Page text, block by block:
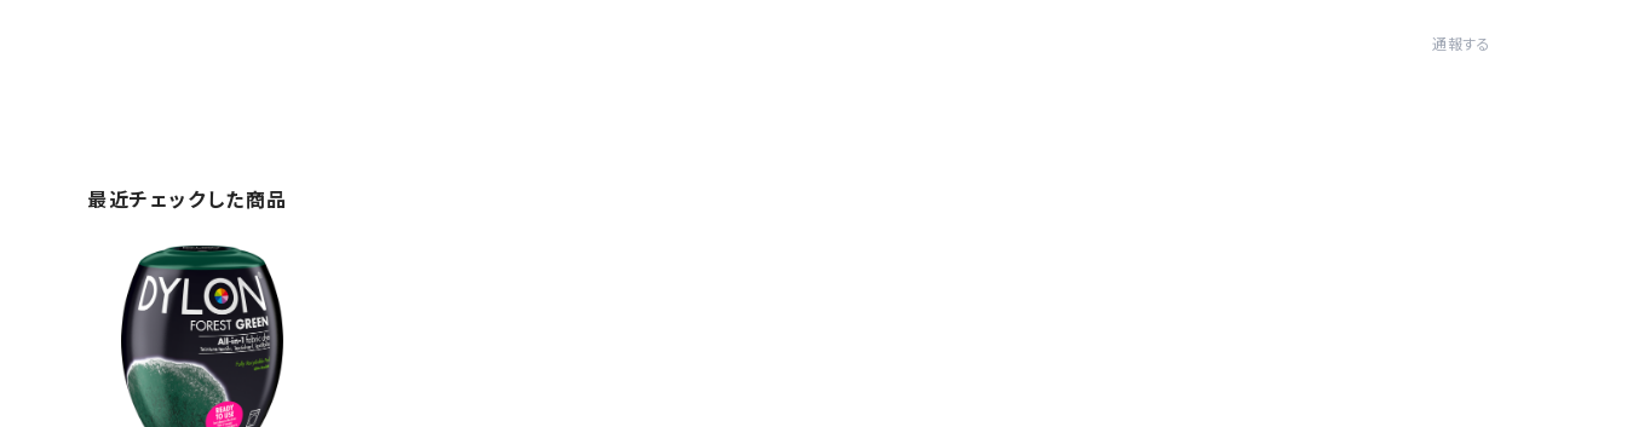
通報する
最近チェックした商品